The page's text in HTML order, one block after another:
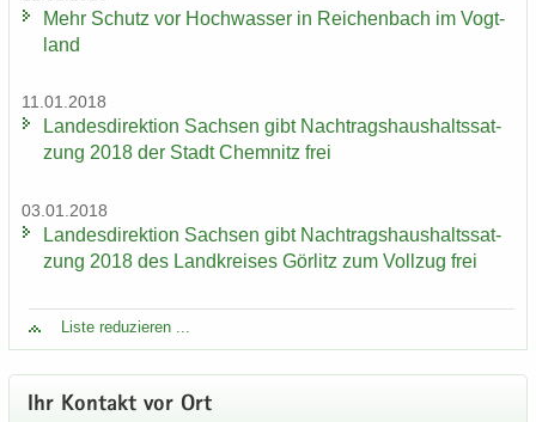
Mehr Schutz vor Hoch­was­ser in Rei­chen­bach im Vogt­
land
11.01.2018
Lan­des­di­rek­ti­on Sach­sen gibt Nach­trags­haus­halts­sat­
zung 2018 der Stadt Chem­nitz frei
03.01.2018
Lan­des­di­rek­ti­on Sach­sen gibt Nach­trags­haus­halts­sat­
zung 2018 des Land­krei­ses Gör­litz zum Voll­zug frei
Liste re­du­zie­ren ...
Ihr Kon­takt vor Ort